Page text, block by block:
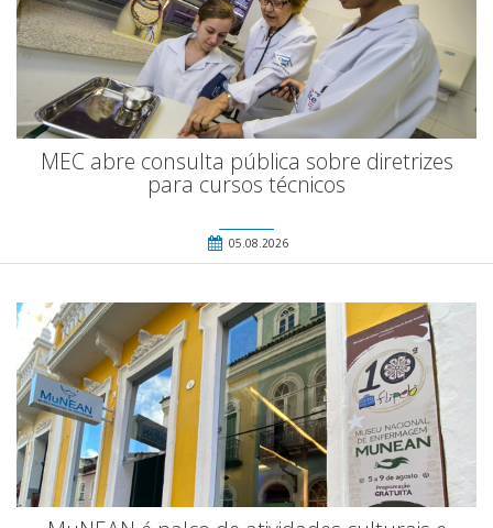
MEC abre consulta pública sobre diretrizes
para cursos técnicos
05.08.2026